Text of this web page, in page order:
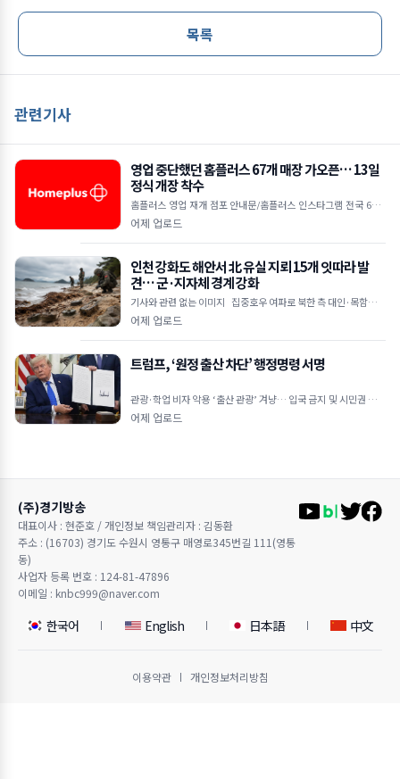
목록
관련기사
영업 중단했던 홈플러스 67개 매장 가오픈… 13일
정식 개장 착수
홈플러스 영업 재개 점포 안내문/홈플러스 인스타그램 전국 67개
매장 7일 가오픈 시작으로 운영 점검 착수 12일까지 미비점 보완
어제 업로드
인천 강화도 해안서 北 유실 지뢰 15개 잇따라 발
견… 군·지자체 경계 강화
기사와 관련 없는 이미지 집중호우 여파로 북한 측 대인·목함지뢰
유입 추정 주민 신고 및 군 수색으로 발견… 인명 피해는 없어 강화
어제 업로드
트럼프, ‘원정 출산 차단’ 행정명령 서명
관광·학업 비자 악용 ‘출산 관광’ 겨냥… 입국 금지 및 시민권 부여
차단 외교공관 직원·적성국 출생 자녀도 대상&he
어제 업로드
(주)경기방송
대표이사 : 현준호 / 개인정보 책임관리자 : 김동환
주소 : (16703) 경기도 수원시 영통구 매영로345번길 111(영통
동)
사업자 등록 번호 : 124-81-47896
이메일 : knbc999@naver.com
한국어 English 日本語 中文
이용약관 개인정보처리방침